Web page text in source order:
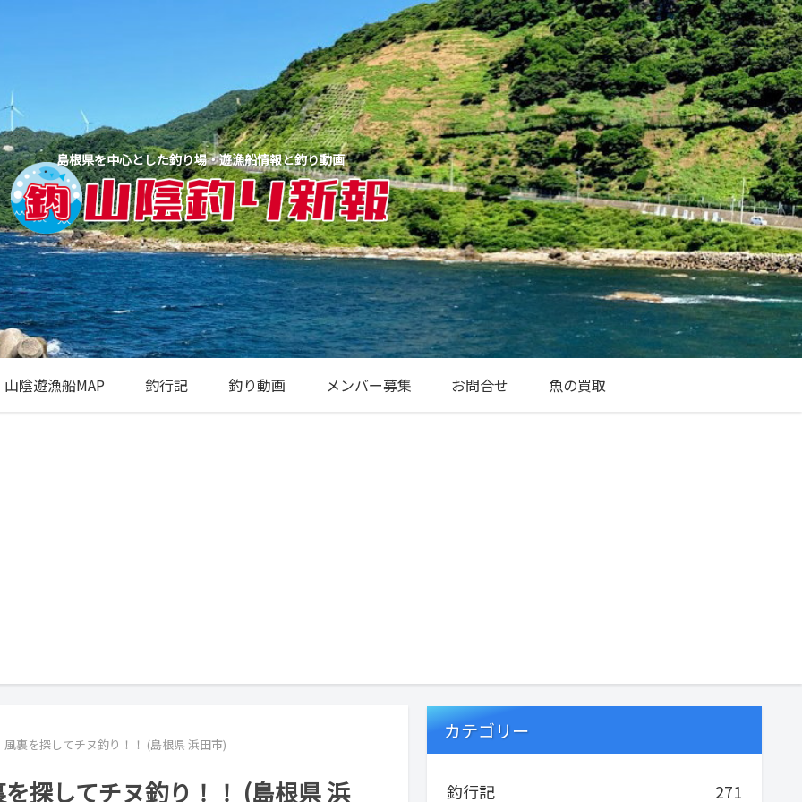
島根県を中心とした釣り場・遊漁船情報と釣り動画
山陰遊漁船MAP 釣行記 釣り動画 メンバー募集 お問合せ 魚の買取
裏を探してチヌ釣り！！ (島根県 浜田市)
探してチヌ釣り！！ (島根県 浜
カテゴリー
釣行記 271